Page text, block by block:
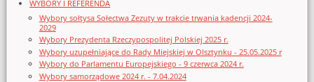
WYBORY I REFERENDA
Wybory sołtysa Sołectwa Zezuty w trakcie trwania kadencji 2024-
2029
Wybory Prezydenta Rzeczypospolitej Polskiej 2025 r.
Wybory uzupełniające do Rady Miejskiej w Olsztynku - 25.05.2025 r
Wybory do Parlamentu Europejskiego - 9 czerwca 2024 r.
Wybory samorządowe 2024 r. - 7.04.2024